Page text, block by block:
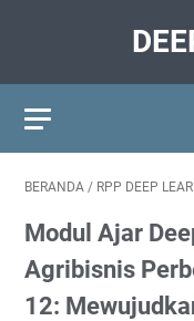
BERANDA / RPP DEEP
Modul Ajar
Agribisnis
12: